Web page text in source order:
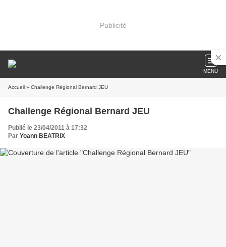
Publicité
MENU
Accueil » Challenge Régional Bernard JEU
Challenge Régional Bernard JEU
Publié le 23/04/2011 à 17:32
Par Yoann BEATRIX